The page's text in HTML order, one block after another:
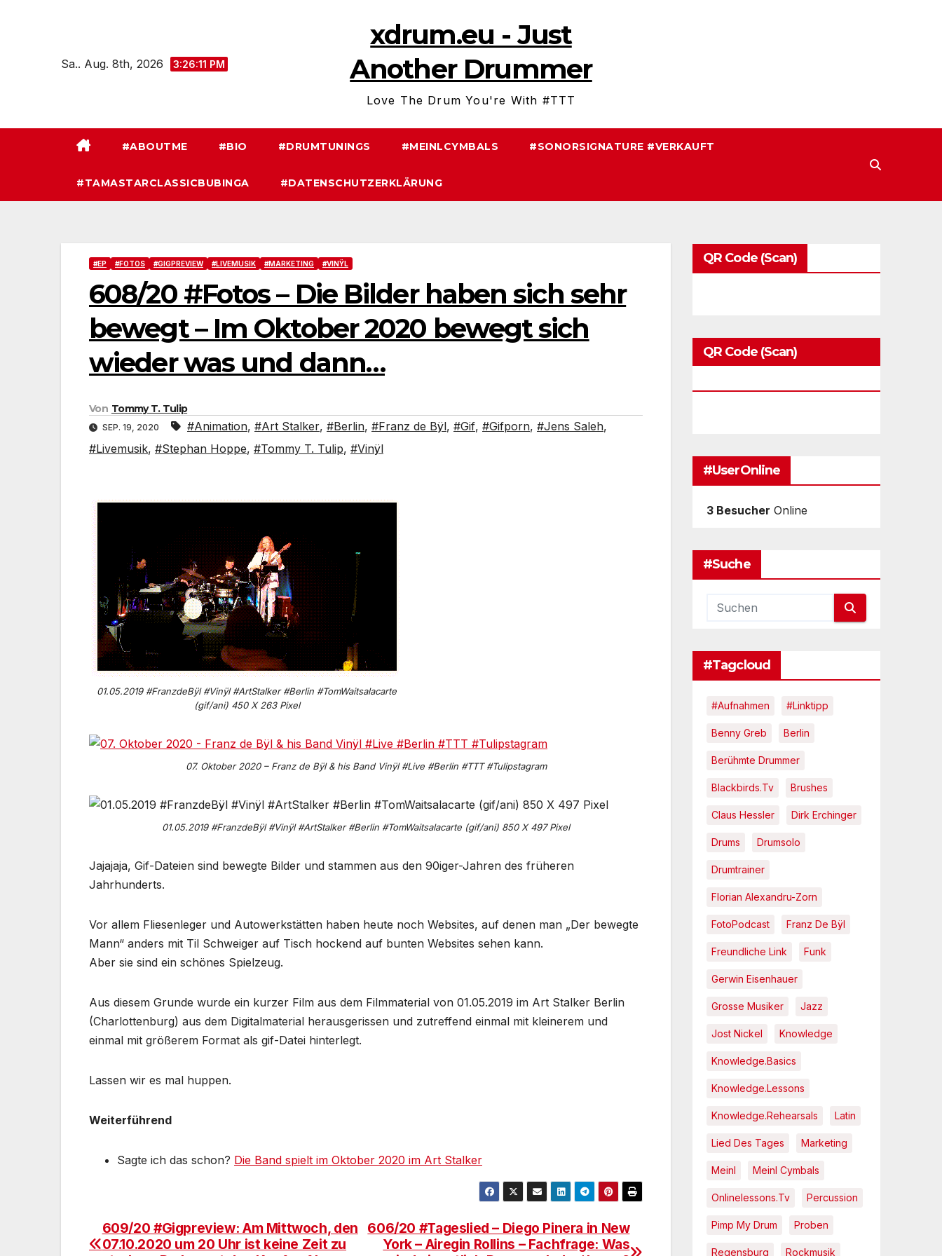
Sa.. Aug. 8th, 2026
3:26:12 PM
xdrum.eu - Just
Another Drummer
Love The Drum You're With #TTT
#ABOUTME #BIO #DRUMTUNINGS #MEINLCYMBALS #SONORSIGNATURE #VERKAUFT
#TAMASTARCLASSICBUBINGA #DATENSCHUTZERKLÄRUNG
#EP #FOTOS #GIGPREVIEW #LIVEMUSIK #MARKETING #VINŸL
608/20 #Fotos – Die Bilder haben sich sehr
bewegt – Im Oktober 2020 bewegt sich
wieder was und dann…
Von Tommy T. Tulip
SEP. 19, 2020 #Animation, #Art Stalker, #Berlin, #Franz de Bÿl, #Gif, #Gifporn, #Jens Saleh,
#Livemusik, #Stephan Hoppe, #Tommy T. Tulip, #Vinÿl
01.05.2019 #FranzdeBÿl #Vinÿl #ArtStalker #Berlin #TomWaitsalacarte
(gif/ani) 450 X 263 Pixel
07. Oktober 2020 – Franz de Bÿl & his Band Vinÿl #Live #Berlin #TTT #Tulipstagram
01.05.2019 #FranzdeBÿl #Vinÿl #ArtStalker #Berlin #TomWaitsalacarte (gif/ani) 850 X 497 Pixel
Jajajaja, Gif-Dateien sind bewegte Bilder und stammen aus den 90iger-Jahren des früheren
Jahrhunderts.
Vor allem Fliesenleger und Autowerkstätten haben heute noch Websites, auf denen man „Der bewegte
Mann“ anders mit Til Schweiger auf Tisch hockend auf bunten Websites sehen kann.
Aber sie sind ein schönes Spielzeug.
Aus diesem Grunde wurde ein kurzer Film aus dem Filmmaterial von 01.05.2019 im Art Stalker Berlin
(Charlottenburg) aus dem Digitalmaterial herausgerissen und zutreffend einmal mit kleinerem und
einmal mit größerem Format als gif-Datei hinterlegt.
Lassen wir es mal huppen.
Weiterführend
Sagte ich das schon? Die Band spielt im Oktober 2020 im Art Stalker
Beitragsnavigation
606/20 #Tageslied – Diego Pinera in New
York – Airegin Rollins – Fachfrage: Was
609/20 #Gigpreview: Am Mittwoch, den
07.10.2020 um 20 Uhr ist keine Zeit zu
QR Code (Scan)
QR Code (Scan)
#UserOnline
3 Besucher Online
#Suche
#Tagcloud
#Aufnahmen #Linktipp
Benny Greb Berlin
Berühmte Drummer
Blackbirds.tv Brushes
Claus Hessler Dirk Erchinger
Drums Drumsolo
Drumtrainer
Florian Alexandru-Zorn
FotoPodcast Franz De Bÿl
Freundliche Link Funk
Gerwin Eisenhauer
Grosse Musiker Jazz
Jost Nickel Knowledge
Knowledge.Basics
Knowledge.Lessons
Knowledge.Rehearsals Latin
Lied Des Tages Marketing
Meinl Meinl Cymbals
Onlinelessons.tv Percussion
Pimp My Drum Proben
Regensburg Rockmusik